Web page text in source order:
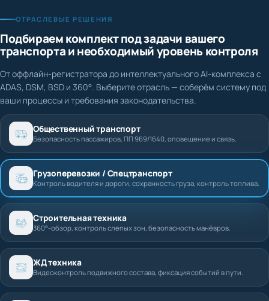
ОТРАСЛЕВЫЕ РЕШЕНИЯ
Подбираем комплект под задачи вашего
транспорта и необходимый уровень контроля
От оффлайн-регистратора до интеллектуального AI-комплекса с
ADAS, DSM, BSD и 360°. Выберите отрасль — соберём систему под
ваши процессы и требования законодательства.
Общественный транспорт
Безопасность пассажиров, ПП 969/1640, оповещение и связь.
Грузоперевозки / Спецтранспорт
Контроль водителя и дороги, сохранность груза, контроль топлива.
Строительная техника
360°-обзор, контроль слепых зон, безопасность манёвров.
ЖД техника
Видеоконтроль подвижного состава, фиксация событий в пути.